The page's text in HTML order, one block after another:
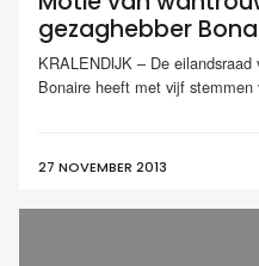
gezaghebber
KRALENDIJK – De
Bonaire heeft met vijf
27 NOVEMBER 2013